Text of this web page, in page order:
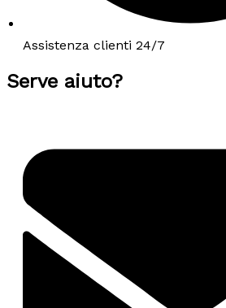
Assistenza clienti 24/7
Serve aiuto?